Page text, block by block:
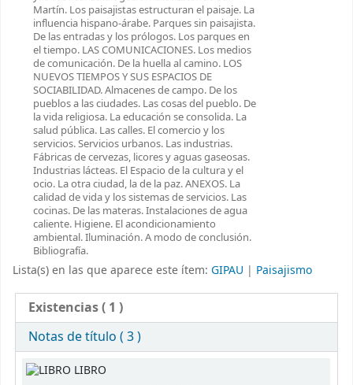
Martín. Los paisajistas estructuran el paisaje. La
influencia hispano-árabe. Parques sin paisajista.
De las entradas y los prólogos. Los parques en
el tiempo. LAS COMUNICACIONES. Los medios
de comunicación. De la huella al camino. LOS
NUEVOS TIEMPOS Y SUS ESPACIOS DE
SOCIABILIDAD. Almacenes de campo. De los
pueblos a las ciudades. Las cosas del pueblo. De
la vida religiosa. La educación se consolida. La
salud pública. Las calles. El comercio y los
servicios. Servicios urbanos. Las industrias.
Fábricas de cervezas, licores y aguas gaseosas.
Industrias lácteas. El Espacio de la cultura y el
ocio. La otra ciudad, la de la paz. ANEXOS. La
calidad de vida y los sistemas de servicios. Las
cocinas. De las materas. Instalaciones de agua
caliente. Higiene. El acondicionamiento
ambiental. Iluminación. A modo de conclusión.
Bibliografía.
Lista(s) en las que aparece este ítem: GIPAU | Paisajismo
Existencias( 1 )
Notas de título ( 3 )
ExistenciasLIBRO